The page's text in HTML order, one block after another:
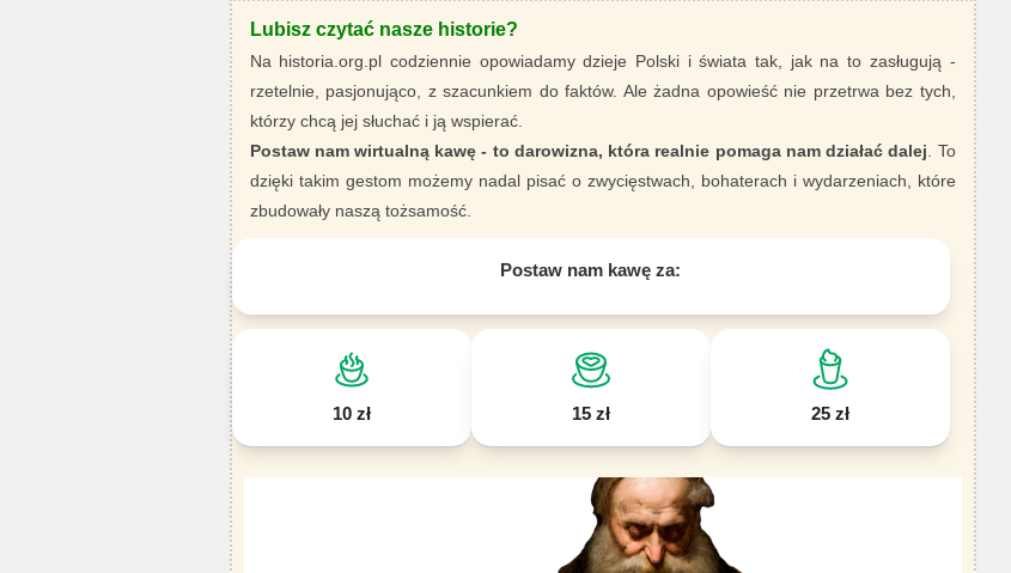
Lubisz czytać nasze historie?
Na historia.org.pl codziennie opowiadamy dzieje Polski i świata tak, jak na to zasługują -
rzetelnie, pasjonująco, z szacunkiem do faktów. Ale żadna opowieść nie przetrwa bez tych,
którzy chcą jej słuchać i ją wspierać.
Postaw nam wirtualną kawę - to darowizna, która realnie pomaga nam działać dalej . To
dzięki takim gestom możemy nadal pisać o zwycięstwach, bohaterach i wydarzeniach, które
zbudowały naszą tożsamość.
Postaw nam kawę za:
10 zł 15 zł 25 zł